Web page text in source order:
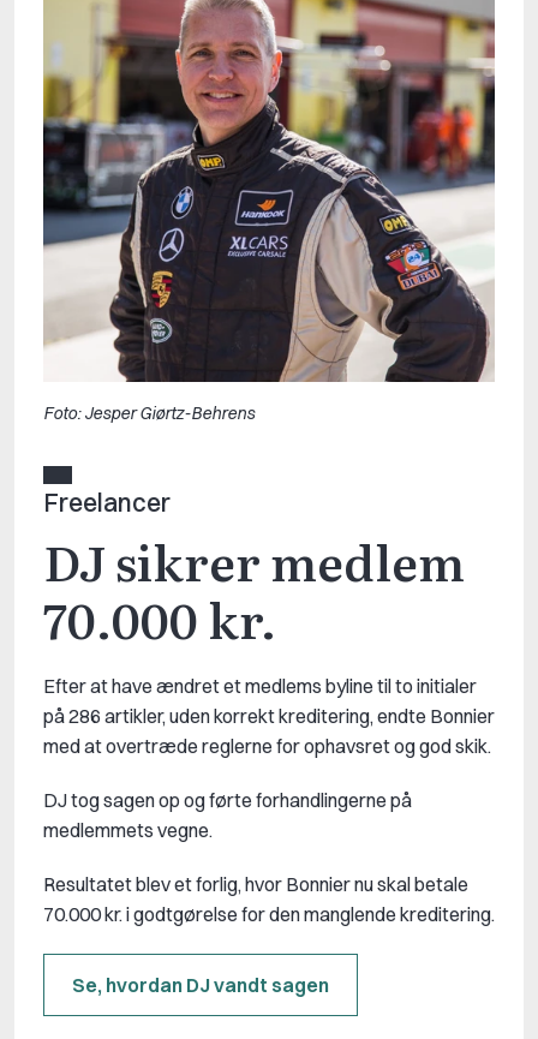
Foto: Jesper Giørtz-Behrens
Freelancer
DJ sikrer medlem
70.000 kr.
Efter at have ændret et medlems byline til to initialer
på 286 artikler, uden korrekt kreditering, endte Bonnier
med at overtræde reglerne for ophavsret og god skik.
DJ tog sagen op og førte forhandlingerne på
medlemmets vegne.
Resultatet blev et forlig, hvor Bonnier nu skal betale
70.000 kr. i godtgørelse for den manglende kreditering.
Se, hvordan DJ vandt sagen